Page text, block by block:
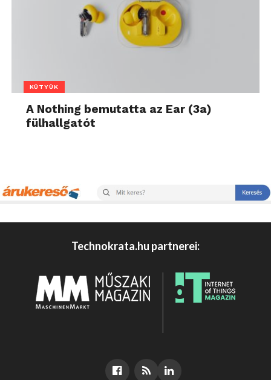
KÜTYÜK
A Nothing bemutatta az Ear (3a)
fülhallgatót
Technokrata.hu partnerei: